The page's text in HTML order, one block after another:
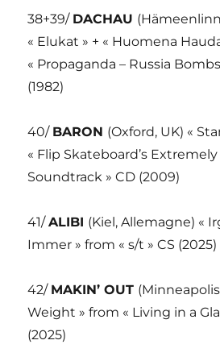
38+39/ DACHAU
« Elukat » + « Huomena
« Propaganda – Russia
(1982)
40/ BARON (Oxford, UK) «
« Flip Skateboard’s
Soundtrack » CD (2009)
41/ALIBI (Kiel, Allemagne) «
Immer » from « s/t » CS (2025)
42/ MAKIN’ OUT
Weight » from « Living in a
(2025)